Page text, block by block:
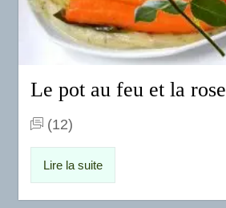
Le pot au feu et la rose
(12)
Lire la suite